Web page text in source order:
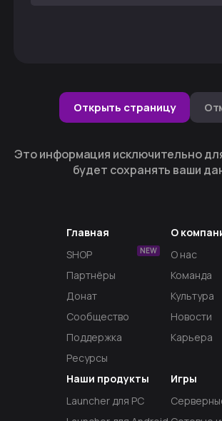
Открыть страницу
Это информация исключительно
будет сохранять ваши
Главная
SHOP
NEW
Партнёры
Донат
Сообщество
Поддержка
Ресурсы
Наши продукты
Launcher для PC
Игры
О
О нас
Команда
Культура
Новости
Карьера